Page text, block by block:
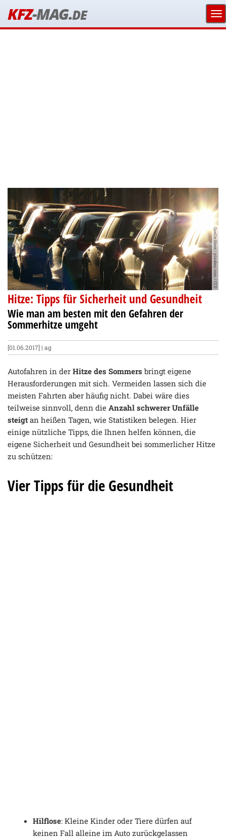
KFZ-MAG.DE
Quelle:Hans / pixabay.com / CC0
Hitze: Tipps für Sicherheit und Gesundheit
Wie man am besten mit den Gefahren der
Sommerhitze umgeht
[01.06.2017] | ag
Autofahren in der Hitze des Sommers bringt eigene
Herausforderungen mit sich. Vermeiden lassen sich die
meisten Fahrten aber häufig nicht. Dabei wäre dies
teilweise sinnvoll, denn die Anzahl schwerer Unfälle
steigt an heißen Tagen, wie Statistiken belegen. Hier
einige nützliche Tipps, die Ihnen helfen können, die
eigene Sicherheit und Gesundheit bei sommerlicher Hitze
zu schützen:
Vier Tipps für die Gesundheit
Hilflose: Kleine Kinder oder Tiere dürfen auf
keinen Fall alleine im Auto zurückgelassen